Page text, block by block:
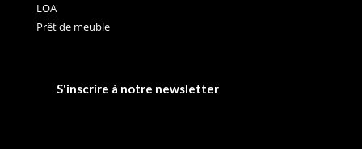
LOA
Prêt de meuble
S'inscrire à notre newsletter